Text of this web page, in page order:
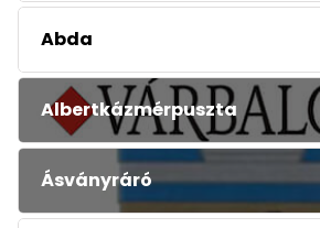
Abda
Albertkázmérpuszta
Ásványráró